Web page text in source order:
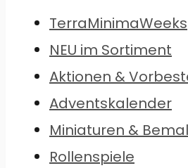
TerraMinimaWeeks
NEU im Sortiment
Aktionen &
Adventskalender
Miniaturen &
Rollenspiele